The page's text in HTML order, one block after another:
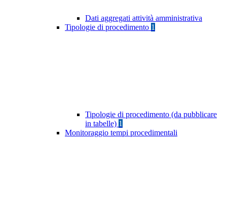
Dati aggregati attività amministrativa
Tipologie di procedimento 1
Tipologie di procedimento (da pubblicare
in tabelle) 1
Monitoraggio tempi procedimentali